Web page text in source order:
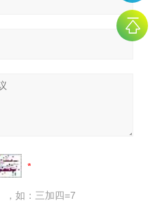
，如：三加四=7